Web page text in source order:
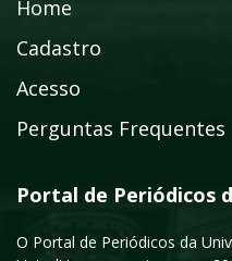
Home
Cadastro
Acesso
Perguntas Frequentes
Portal de Periódicos
O Portal de Periódicos da